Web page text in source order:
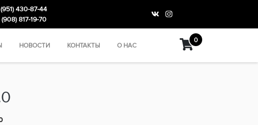
430-87-44
817-19-70
НОВОСТИ КОНТАКТЫ О НАС
0